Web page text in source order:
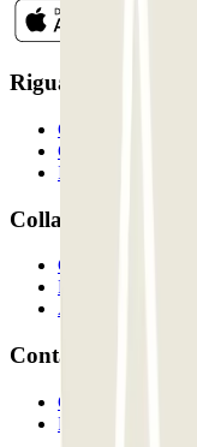
Riguardo a Parclcik
Chi siamo
Come funziona?
I Nostri Parcheggi
Collaboriamo?
Collaboratori
Proprietari di
Affiliati
Contatto
Contattaci
FAQ